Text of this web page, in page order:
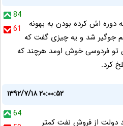
84
61
دوره اش کرده بودن به بهونه
جوگیر شد و یه چیزی گفت که
تو فردوسی خوش اومد هرچند که
کرد.
۱۳۹۲/۷/۱۸ ۲۰:۰۰:۵۲
64
دولت از فروش نفت کمتر